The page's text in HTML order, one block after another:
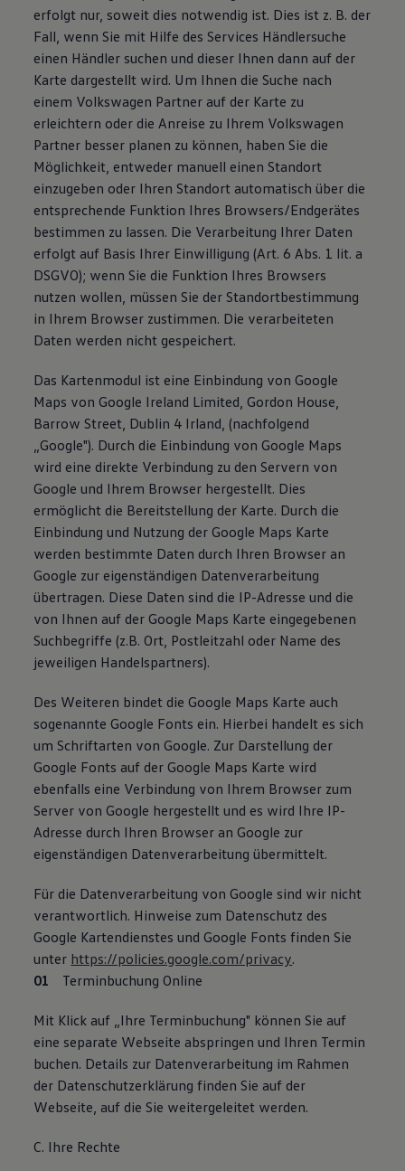
erfolgt nur, soweit dies notwendig ist. Dies ist z. B. der
Fall, wenn Sie mit Hilfe des Services Händlersuche
einen Händler suchen und dieser Ihnen dann auf der
Karte dargestellt wird. Um Ihnen die Suche nach
einem Volkswagen Partner auf der Karte zu
erleichtern oder die Anreise zu Ihrem Volkswagen
Partner besser planen zu können, haben Sie die
Möglichkeit, entweder manuell einen Standort
einzugeben oder Ihren Standort automatisch über die
entsprechende Funktion Ihres Browsers/Endgerätes
bestimmen zu lassen. Die Verarbeitung Ihrer Daten
erfolgt auf Basis Ihrer Einwilligung (Art. 6 Abs. 1 lit. a
DSGVO); wenn Sie die Funktion Ihres Browsers
nutzen wollen, müssen Sie der Standortbestimmung
in Ihrem Browser zustimmen. Die verarbeiteten
Daten werden nicht gespeichert.
Das Kartenmodul ist eine Einbindung von Google
Maps von Google Ireland Limited, Gordon House,
Barrow Street, Dublin 4 Irland, (nachfolgend
„Google"). Durch die Einbindung von Google Maps
wird eine direkte Verbindung zu den Servern von
Google und Ihrem Browser hergestellt. Dies
ermöglicht die Bereitstellung der Karte. Durch die
Einbindung und Nutzung der Google Maps Karte
werden bestimmte Daten durch Ihren Browser an
Google zur eigenständigen Datenverarbeitung
übertragen. Diese Daten sind die IP-Adresse und die
von Ihnen auf der Google Maps Karte eingegebenen
Suchbegriffe (z.B. Ort, Postleitzahl oder Name des
jeweiligen Handelspartners).
Des Weiteren bindet die Google Maps Karte auch
sogenannte Google Fonts ein. Hierbei handelt es sich
um Schriftarten von Google. Zur Darstellung der
Google Fonts auf der Google Maps Karte wird
ebenfalls eine Verbindung von Ihrem Browser zum
Server von Google hergestellt und es wird Ihre IP-
Adresse durch Ihren Browser an Google zur
eigenständigen Datenverarbeitung übermittelt.
Für die Datenverarbeitung von Google sind wir nicht
verantwortlich. Hinweise zum Datenschutz des
Google Kartendienstes und Google Fonts finden Sie
unter https://policies.google.com/privacy.
Terminbuchung Online
Mit Klick auf „Ihre Terminbuchung" können Sie auf
eine separate Webseite abspringen und Ihren Termin
buchen. Details zur Datenverarbeitung im Rahmen
der Datenschutzerklärung finden Sie auf der
Webseite, auf die Sie weitergeleitet werden.
C. Ihre Rechte